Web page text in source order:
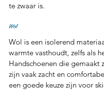
te zwaar is.
Wol
Wol is een isolerend
warmte vasthoudt, zelfs als
Handschoenen die gemaakt
zijn vaak zacht en
een goede keuze zijn voor